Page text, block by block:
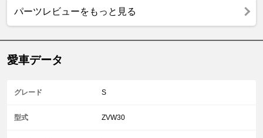
パーツレビューをもっと見る
愛車データ
グレード S
型式 ZVW30